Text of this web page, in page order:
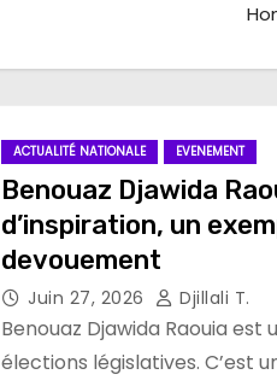
ACTUALITÉ NATIONALE EVENEMENT
Benouaz Djawida
d’inspiration, un
devouement
Juin 27, 2026 Djillali T.
Benouaz Djawida Raouia
élections législatives. C’est